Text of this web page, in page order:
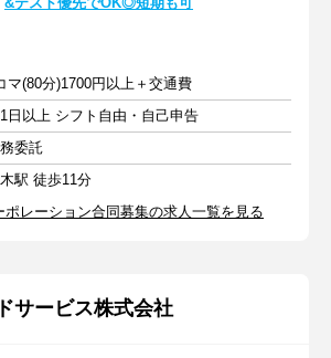
マ(80分)1700円以上＋交通費
日以上 シフト自由・自己申告
委託
駅 徒歩11分
レーション合同募集の求人一覧を見る
サービス株式会社